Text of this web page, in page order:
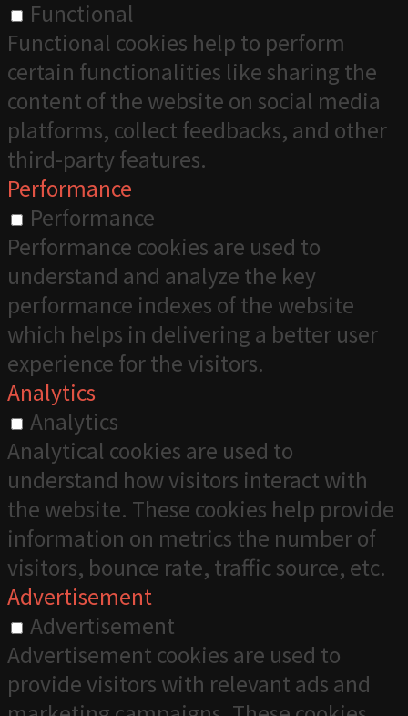
Functional
Functional cookies help to perform
certain functionalities like sharing the
content of the website on social media
platforms, collect feedbacks, and other
third-party features.
Performance
Performance
Performance cookies are used to
understand and analyze the key
performance indexes of the website
which helps in delivering a better user
experience for the visitors.
Analytics
Analytics
Analytical cookies are used to
understand how visitors interact with
the website. These cookies help provide
information on metrics the number of
visitors, bounce rate, traffic source, etc.
Advertisement
Advertisement
Advertisement cookies are used to
provide visitors with relevant ads and